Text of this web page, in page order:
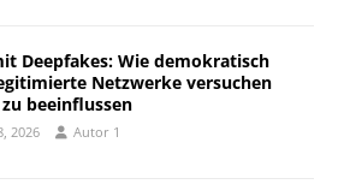
Deepfakes: Wie demokratisch
Netzwerke versuchen
beeinflussen
2026 Autor 1